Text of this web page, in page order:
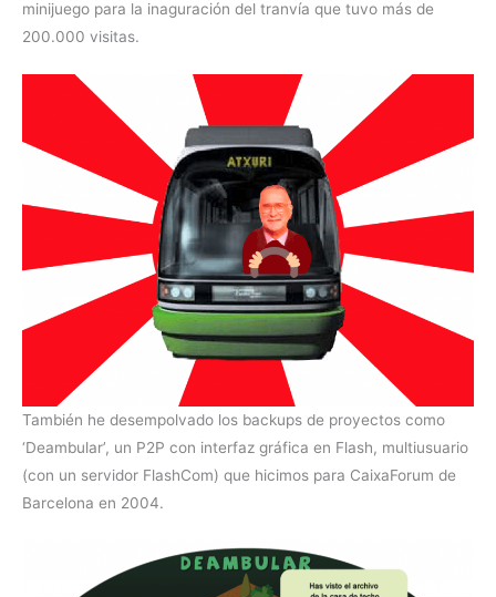
minijuego para la inaguración del tranvía que tuvo más de
200.000 visitas.
También he desempolvado los backups de proyectos como
‘Deambular’, un P2P con interfaz gráfica en Flash, multiusuario
(con un servidor FlashCom) que hicimos para CaixaForum de
Barcelona en 2004.